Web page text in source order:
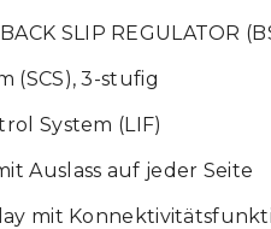
BACK SLIP
(SCS), 3-stufig
System (LIF)
Auslass auf jeder Seite
mit